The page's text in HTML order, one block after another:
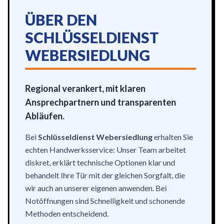
ÜBER DEN
SCHLÜSSELDIENST
WEBERSIEDLUNG
Regional verankert, mit klaren
Ansprechpartnern und transparenten
Abläufen.
BeiSchlüsseldienst Webersiedlungerhalten Sie
echten Handwerksservice: Unser Team arbeitet
diskret, erklärt technische Optionen klar und
behandelt Ihre Tür mit der gleichen Sorgfalt, die
wir auch an unserer eigenen anwenden. Bei
Notöffnungen sind Schnelligkeit und schonende
Methoden entscheidend.